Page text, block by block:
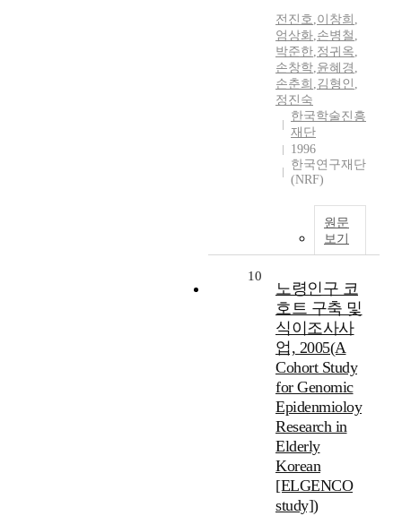
전진호,이창희 ,
엄상화,손병철 ,
박준한,정귀옥,
손창학,윤혜경 ,
손춘희 ,김형인 ,
정진숙
한국학술진흥
재단
1996
한국연구재단
(NRF)
원문
보기
10
노령인구 코
호트 구축 및
식이조사사
업, 2005(A
Cohort Study
for Genomic
Epidenmioloy
Research in
Elderly
Korean
[ELGENCO
study])